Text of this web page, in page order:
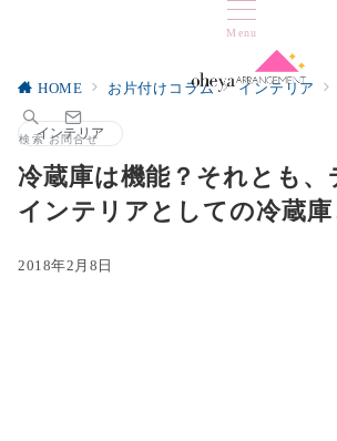
Menu
検索 お問合せ
HOME お片付けコラム インテリア
インテリア
冷蔵庫は機能？それとも、
インテリアとしての冷蔵庫
2018年2月8日